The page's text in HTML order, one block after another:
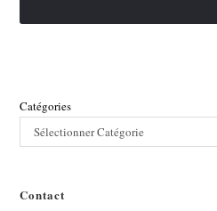
Catégories
Sélectionner Catégorie
Contact